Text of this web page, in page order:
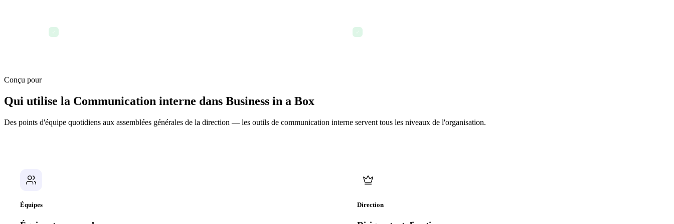
Conçu pour
Qui utilise la Communication interne dans Business in a Box
Des points d'équipe quotidiens aux assemblées générales de la direction — les outils de communication interne servent tous les niveaux de l'organisation.
Équipes Direction